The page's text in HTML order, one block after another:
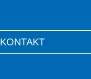
KONTAKT